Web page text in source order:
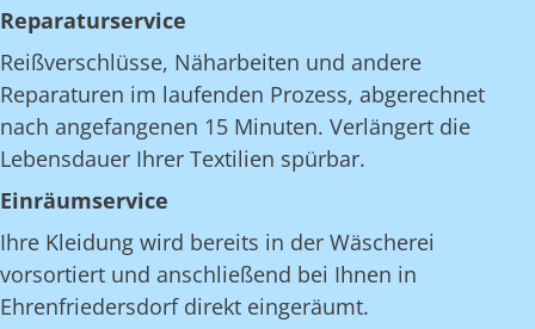
Reparaturservice
Reißverschlüsse, Näharbeiten und andere
Reparaturen im laufenden Prozess, abgerechnet
nach angefangenen 15 Minuten. Verlängert die
Lebensdauer Ihrer Textilien spürbar.
Einräumservice
Ihre Kleidung wird bereits in der Wäscherei
vorsortiert und anschließend bei Ihnen in
Ehrenfriedersdorf direkt eingeräumt.